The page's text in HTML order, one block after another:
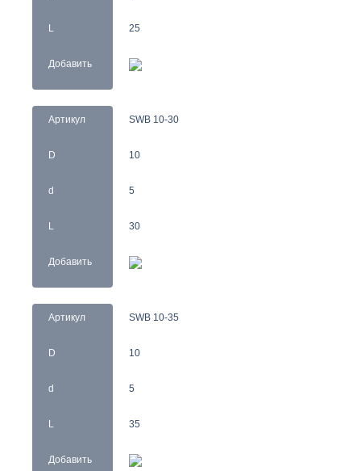
L
Добавить
25
Артикул
D
d
L
Добавить
SWB 10-30
10
5
30
Артикул
D
d
L
Добавить
SWB 10-35
10
5
35